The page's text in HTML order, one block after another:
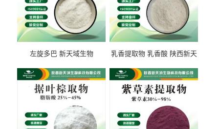
左旋多巴 新天域生物
乳香提取物 乳香酸 陕西新天